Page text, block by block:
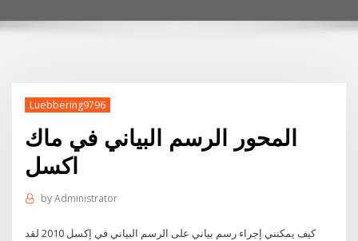
Luebbering9796
المحور الرسم البياني في ماك
اكسل
byAdministrator
كيف يمكنني إجراء رسم بياني على الرسم البياني في إكسل 2010 لقد